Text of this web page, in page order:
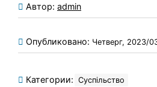
Автор: admin
Опубликовано: Четверг, 2023/
Категории: Суспільство